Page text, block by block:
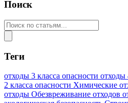
Поиск
Теги
отходы 3 класса опасности отходы
2 класса опасности Химические
отходы Обезвреживание отходов